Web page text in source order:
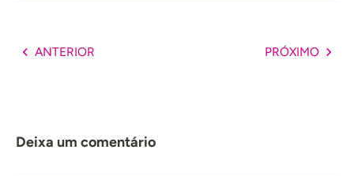
ANTERIOR PRÓXIMO
Deixa um comentário